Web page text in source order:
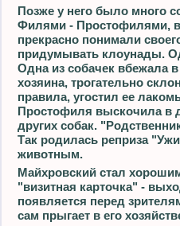
Позже у него было много
Филями - Простофилями,
прекрасно понимали
придумывать клоунады.
Одна из собачек вбежала
хозяина, трогательно
правила, угостил ее
Простофиля выскочила в
других собак.
Так родилась реприза
животным.
Майхровский стал
"визитная карточка" -
появляется перед
сам прыгает в его